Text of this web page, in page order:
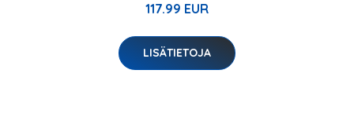
117.99 EUR
LISÄTIETOJA